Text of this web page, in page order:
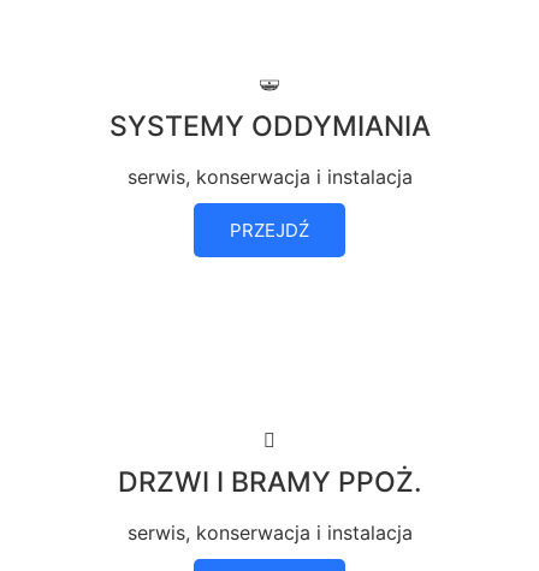
SYSTEMY ODDYMIANIA
serwis, konserwacja i instalacja
PRZEJDŹ
DRZWI I BRAMY PPOŻ.
serwis, konserwacja i instalacja